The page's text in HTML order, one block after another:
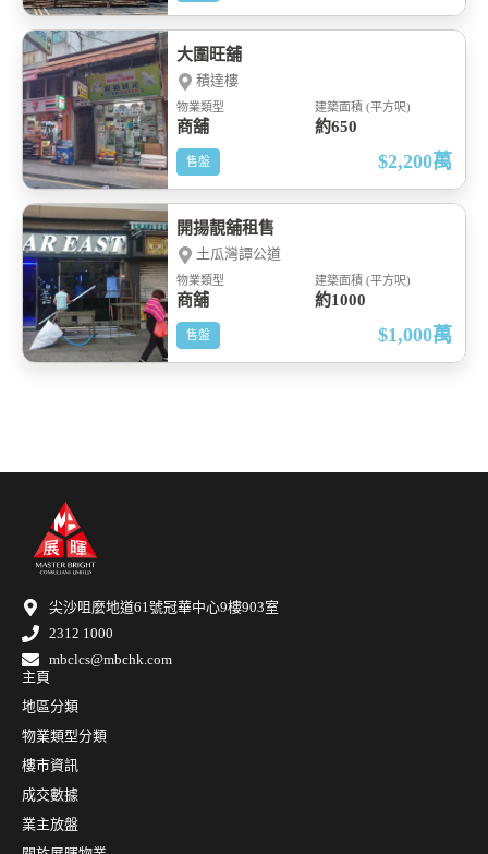
大圍旺舖
積達樓
物業類型
商舖
建築面積 (平方呎)
約650
售盤 $2,200萬
開揚靚舖租售
土瓜灣譚公道
物業類型
商舖
建築面積 (平方呎)
約1000
售盤 $1,000萬
尖沙咀麼地道61號冠華中心9樓903室
2312 1000
mbclcs@mbchk.com
主頁
地區分類
物業類型分類
樓市資訊
成交數據
業主放盤